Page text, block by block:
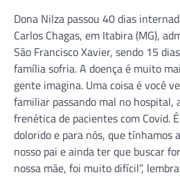
Dona Nilza passou 40 dias
Carlos Chagas, em Itabira (MG),
São Francisco Xavier, sendo 15
família sofria. A doença é muito
gente imagina. Uma coisa é você
familiar passando mal no hospital,
frenética de pacientes com Covid.
dolorido e para nós, que tínhamos
nosso pai e ainda ter que buscar
nossa mãe, foi muito difícil”,